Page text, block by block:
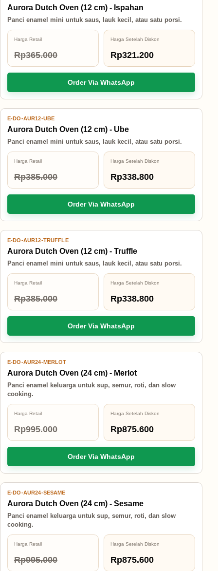
12% OFF
Aurora Dutch Oven (12 cm) - Ispahan
Panci enamel mini untuk saus, lauk kecil, atau satu porsi.
Harga Retail
Rp365.000
Harga Setelah Diskon
Rp321.200
Order Via WhatsApp
12% OFF
E-DO-AUR12-UBE
Aurora Dutch Oven (12 cm) - Ube
Panci enamel mini untuk saus, lauk kecil, atau satu porsi.
Harga Retail
Rp385.000
Harga Setelah Diskon
Rp338.800
Order Via WhatsApp
12% OFF
E-DO-AUR12-TRUFFLE
Aurora Dutch Oven (12 cm) - Truffle
Panci enamel mini untuk saus, lauk kecil, atau satu porsi.
Harga Retail
Rp385.000
Harga Setelah Diskon
Rp338.800
Order Via WhatsApp
12% OFF
E-DO-AUR24-MERLOT
Aurora Dutch Oven (24 cm) - Merlot
Panci enamel keluarga untuk sup, semur, roti, dan slow
cooking.
Harga Retail
Rp995.000
Harga Setelah Diskon
Rp875.600
Order Via WhatsApp
12% OFF
E-DO-AUR24-SESAME
Aurora Dutch Oven (24 cm) - Sesame
Panci enamel keluarga untuk sup, semur, roti, dan slow
cooking.
Harga Retail
Rp995.000
Harga Setelah Diskon
Rp875.600